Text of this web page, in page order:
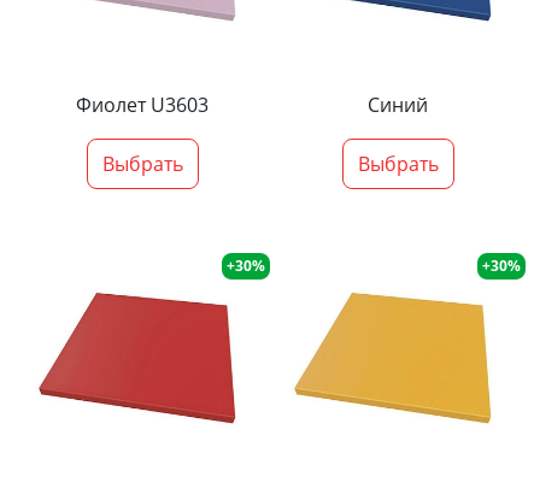
Фиолет U3603
Выбрать
Синий
Выбрать
+30% +30%